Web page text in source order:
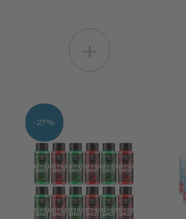
-27%